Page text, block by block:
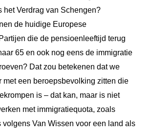
het Verdrag van Schengen?
de huidige Europese
die de pensioenleeftijd terug
65 en ook nog eens de immigratie
Dat zou betekenen dat we
met een beroepsbevolking zitten die
is – dat kan, maar is niet
met immigratiequota, zoals
volgens Van Wissen voor een land als